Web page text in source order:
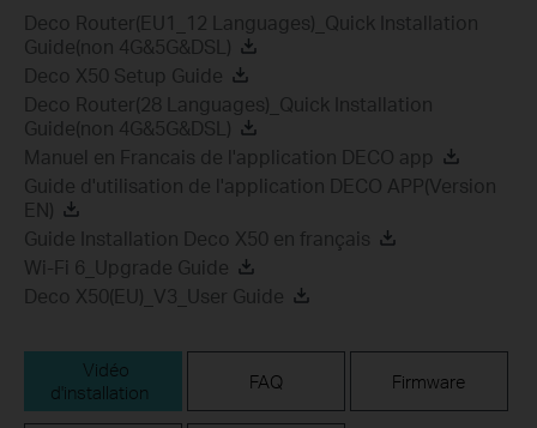
Deco Router(EU1_12 Languages)_Quick Installation
Guide(non 4G&5G&DSL)
Deco X50 Setup Guide
Deco Router(28 Languages)_Quick Installation
Guide(non 4G&5G&DSL)
Manuel en Francais de l'application DECO app
Guide d'utilisation de l'application DECO APP(Version
EN)
Guide Installation Deco X50 en français
Wi-Fi 6_Upgrade Guide
Deco X50(EU)_V3_User Guide
Vidéo
d'installation
FAQ Firmware